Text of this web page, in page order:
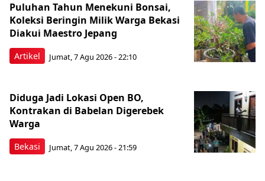
Artikel
Puluhan Tahun Menekuni Bonsai,
Koleksi Beringin Milik Warga Bekasi
Diakui Maestro Jepang
Jumat, 7 Agu 2026 - 22:10
Bekasi
Diduga Jadi Lokasi Open BO,
Kontrakan di Babelan Digerebek
Warga
Jumat, 7 Agu 2026 - 21:59